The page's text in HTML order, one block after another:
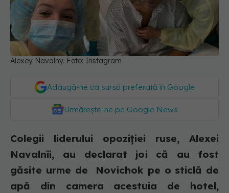
Alexey Navalny. Foto: Instagram
Adaugă-ne ca sursă preferată în Google
Urmărește-ne pe Google News
Colegii liderului opoziției ruse, Alexei
Navalnîi, au declarat joi că au fost
găsite urme de Novichok pe o sticlă de
apă din camera acestuia de hotel,